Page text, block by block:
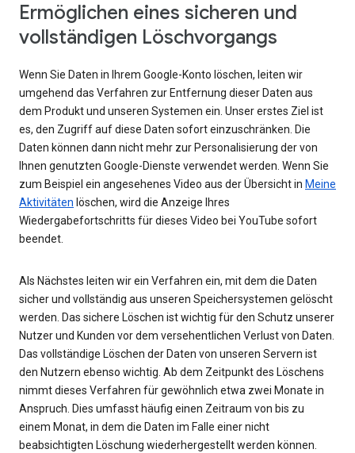
Ermöglichen eines sicheren und
vollständigen Löschvorgangs
Wenn Sie Daten in Ihrem Google-Konto löschen, leiten wir
umgehend das Verfahren zur Entfernung dieser Daten aus
dem Produkt und unseren Systemen ein. Unser erstes Ziel ist
es, den Zugriff auf diese Daten sofort einzuschränken. Die
Daten können dann nicht mehr zur Personalisierung der von
Ihnen genutzten Google-Dienste verwendet werden. Wenn Sie
zum Beispiel ein angesehenes Video aus der Übersicht in Meine
Aktivitäten löschen, wird die Anzeige Ihres
Wiedergabefortschritts für dieses Video bei YouTube sofort
beendet.
Als Nächstes leiten wir ein Verfahren ein, mit dem die Daten
sicher und vollständig aus unseren Speichersystemen gelöscht
werden. Das sichere Löschen ist wichtig für den Schutz unserer
Nutzer und Kunden vor dem versehentlichen Verlust von Daten.
Das vollständige Löschen der Daten von unseren Servern ist
den Nutzern ebenso wichtig. Ab dem Zeitpunkt des Löschens
nimmt dieses Verfahren für gewöhnlich etwa zwei Monate in
Anspruch. Dies umfasst häufig einen Zeitraum von bis zu
einem Monat, in dem die Daten im Falle einer nicht
beabsichtigten Löschung wiederhergestellt werden können.